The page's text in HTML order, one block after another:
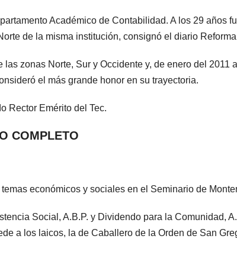
Académico de Contabilidad. A los 29 años
de la misma institución, consignó el diario
las zonas Norte, Sur y Occidente y, de enero del 2011
el más grande honor en su trayectoria.
Rector Emérito del Tec.
COMPLETO
económicos y sociales en el Seminario de
Social, A.B.P. y Dividendo para la Comunidad,
a los laicos, la de Caballero de la Orden de San